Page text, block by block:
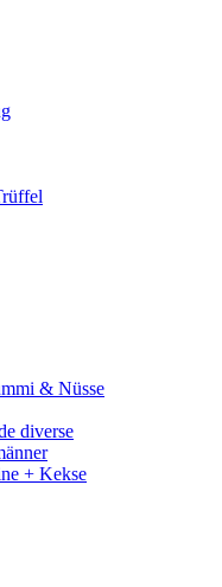
& Nüsse
diverse
+ Kekse